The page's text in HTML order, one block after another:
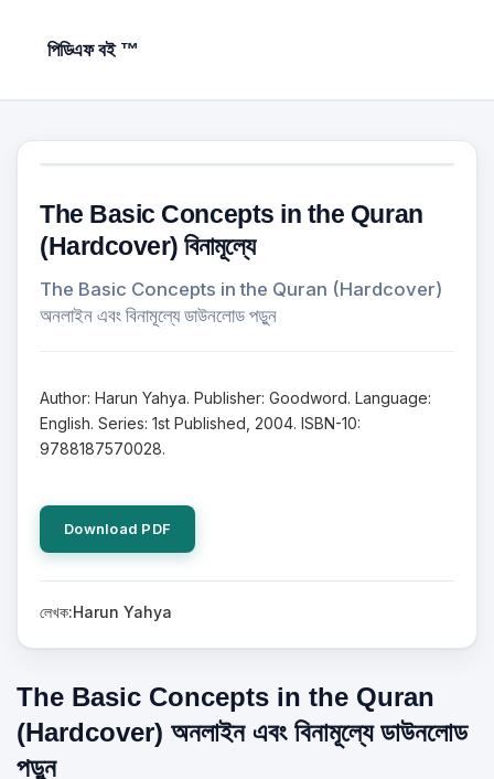
পিডিএফ বই ™
The Basic Concepts in the Quran
(Hardcover) বিনামূল্যে
The Basic Concepts in the Quran (Hardcover)
অনলাইন এবং বিনামূল্যে ডাউনলোড পড়ুন
Author: Harun Yahya. Publisher: Goodword. Language:
English. Series: 1st Published, 2004. ISBN-10:
9788187570028.
Download PDF
লেখক:Harun Yahya
The Basic Concepts in the Quran
(Hardcover) অনলাইন এবং বিনামূল্যে ডাউনলোড
পড়ুন